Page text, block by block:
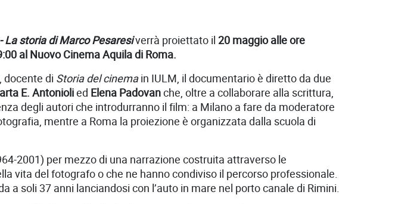
La storia di Marco Pesaresiverrà proiettato il 20 maggio alle ore
al Nuovo Cinema Aquila di Roma.
, docente di Storia del cinemain IULM, il documentario è diretto da due
E. Antoniolied Elena Padovanche, oltre a collaborare alla scrittura,
degli autori che introdurranno il film: a Milano a fare da moderatore
mentre a Roma la proiezione è organizzata dalla scuola di
2001) per mezzo di una narrazione costruita attraverso le
vita del fotografo o che ne hanno condiviso il percorso professionale.
soli 37 anni lanciandosi con l’auto in mare nel porto canale di Rimini.